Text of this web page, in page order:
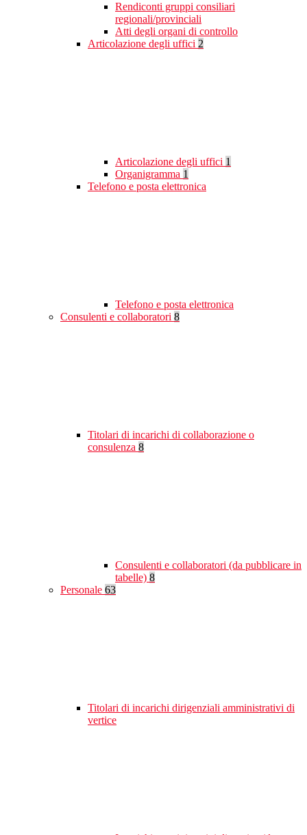
Rendiconti gruppi consiliari
regionali/provinciali
Atti degli organi di controllo
Articolazione degli uffici 2
Articolazione degli uffici 1
Organigramma 1
Telefono e posta elettronica
Telefono e posta elettronica
Consulenti e collaboratori 8
Titolari di incarichi di collaborazione o
consulenza 8
Consulenti e collaboratori (da pubblicare in
tabelle) 8
Personale 63
Titolari di incarichi dirigenziali amministrativi di
vertice